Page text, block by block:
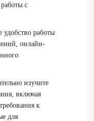
с
удобство работы
онлайн-
изучите
включая
к
для